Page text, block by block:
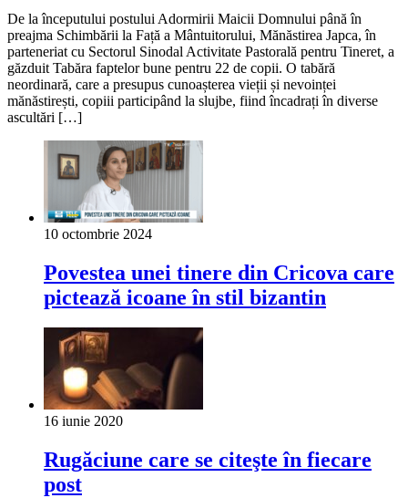
De la începutului postului Adormirii Maicii Domnului până în
preajma Schimbării la Față a Mântuitorului, Mănăstirea Japca, în
parteneriat cu Sectorul Sinodal Activitate Pastorală pentru Tineret, a
găzduit Tabăra faptelor bune pentru 22 de copii. O tabără
neordinară, care a presupus cunoașterea vieții și nevoinței
mănăstirești, copiii participând la slujbe, fiind încadrați în diverse
ascultări […]
10 octombrie 2024
Povestea unei tinere din Cricova care
pictează icoane în stil bizantin
16 iunie 2020
Rugăciune care se citeşte în fiecare
post